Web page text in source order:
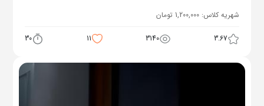
شهریه کلاس: 1,200,000 تومان
3.67
3140
11
30